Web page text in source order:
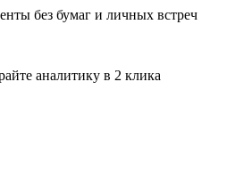
без бумаг и личных встреч
аналитику в 2 клика